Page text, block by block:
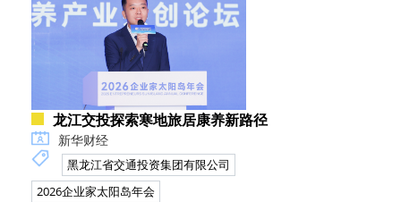
龙江交投探索寒地旅居康养新路径
新华财经
黑龙江省交通投资集团有限公司
2026企业家太阳岛年会